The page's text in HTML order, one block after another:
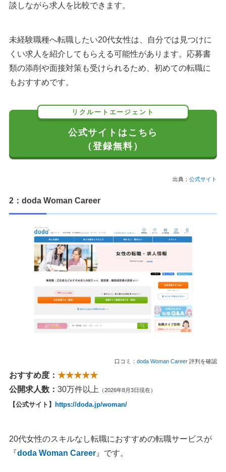
談しながら求人を比較できます。
未経験職種へ転職したい20代女性は、自分では見つけに
くい求人を紹介してもらえる可能性があります。応募書
類の添削や面接対策も受けられるため、初めての転職に
もおすすめです。
リクルートエージェント
公式サイトはこちら
（登録無料）
出典： 公式サイト
2：doda Woman Career
口コミ： doda Woman Career 評判を確認
おすすめ度： ★★★★★
公開求人数： 30万件以上 （2026年8月3日現在）
【公式サイト】 https://doda.jp/woman/
20代女性のスキルなし転職におすすめの転職サービスが
『doda Woman Career 』です。